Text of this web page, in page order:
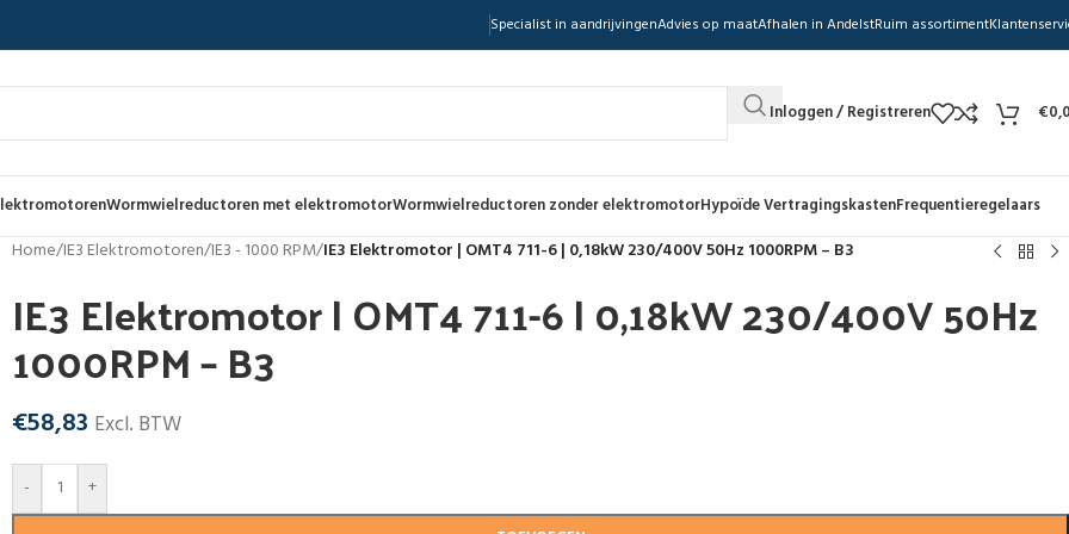
Specialist in aandrijvingenAdvies op maatAfhalen in AndelstRuim assortiment
Inloggen / Registreren €
Wormwielreductoren met elektromotorWormwielreductoren zonder elektromotorHypoïde VertragingskastenFrequentieregelaars
Home/IE3 Elektromotoren/IE3 - 1000 RPM/IE3 Elektromotor | OMT4 711-6 | 0,18kW 230/400V 50Hz 1000RPM – B3
IE3 Elektromotor | OMT4 711-6 | 0,18kW 230/400V 50Hz
1000RPM – B3
€58,83 Excl. BTW
- +